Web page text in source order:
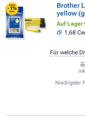
FLASH
- 1%
SALE
Brother
yellow
Auf Lager
1,68
Niedrigster
Für welche